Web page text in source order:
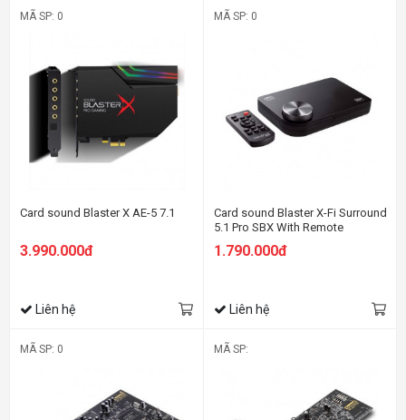
MÃ SP: 0
Card sound Blaster X AE-5 7.1
3.990.000đ
Liên hệ
MÃ SP: 0
Card sound Blaster X-Fi Surround
5.1 Pro SBX With Remote
1.790.000đ
Liên hệ
MÃ SP: 0 MÃ SP: